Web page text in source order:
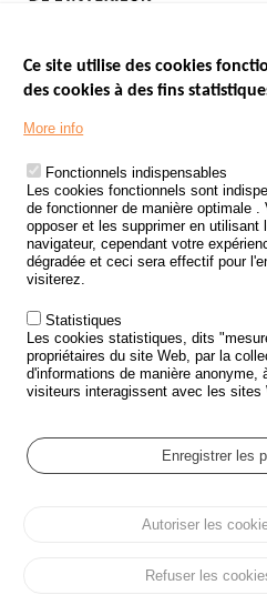
Menu
Footer
LES SITES PUBLICS
ÉTAT DE L’INSÉCURITÉ ROUTIÈRE
TRAITEMENT DES DONNÉES
LA ROUTE
ETUDES ET RECHERCHES
APPEL À PROJETS
POLITIQUE DE SÉCURITÉ ROUTIÈRE
Outils
AGENDA
GLOSSAIRE
Cookie settings
Protection des
Ce site utilise des cookies
des cookies à des fins
More info
Fonctionnels indispensables
Les cookies fonctionnels sont
de fonctionner de manière optimale
opposer et les supprimer en utilisant
navigateur, cependant votre
dégradée et ceci sera effectif pour
visiterez.
Statistiques
Les cookies statistiques, dits
propriétaires du site Web, par la
d'informations de manière anonyme,
visiteurs interagissent avec les sites
Enregistrer les
Autoriser les
Refuser les